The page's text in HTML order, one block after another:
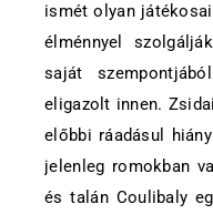
ismét olyan
élménnyel
saját
eligazolt innen.
előbbi ráadásul
jelenleg romokban
és talán Coulibaly